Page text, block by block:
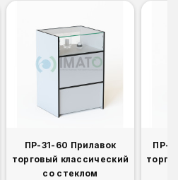
ПР-31-60 Прилавок
торговый классический
со стеклом
ПР-